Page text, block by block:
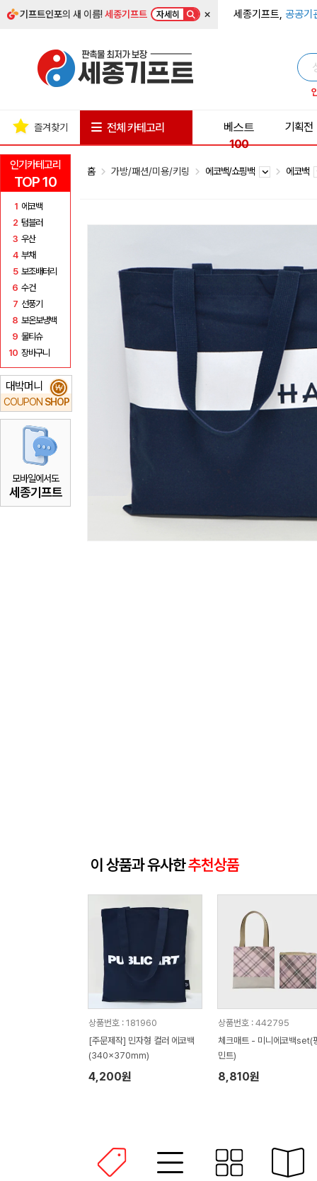
기프트인포의 새 이름!세종기프트 자세히 × 세종기프트, 공공기
인기카테고리
TOP 10
1 에코백
2 텀블러
3 우산
4 부채
5 보조배터리
6 수건
7 선풍기
8 보온보냉백
9 물티슈
10 장바구니
대박머니
COUPON SHOP
₩
모바일에서도
세종기프트
즐겨찾기 전체 카테고리
베스트
100
기획전
홈 가방/패션/미용/키링 에코백/쇼핑백 에코백
이 상품과 유사한추천상품
상품번호 : 181960
[주문제작] 민자형 컬러 에코백
(340x370mm)
4,200원
상품번호 : 442795
체크매트 - 미니에코백set(
민트)
8,810원